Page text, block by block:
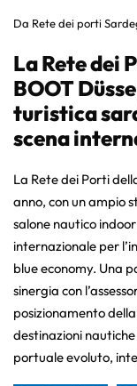
Da Rete dei porti
La Rete dei
BOOT
turistica
scena
La Rete dei Porti
anno, con un ampio
salone nautico
internazionale per
blue economy. Una
sinergia con
posizionamento
destinazioni
portuale evoluto,